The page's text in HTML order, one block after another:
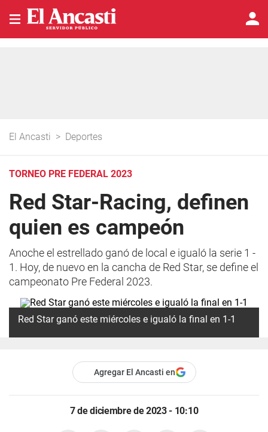
El Ancasti > Deportes
TORNEO PRE FEDERAL 2023
Red Star-Racing, definen
quien es campeón
Anoche el estrellado ganó de local e igualó la serie 1 -
1. Hoy, de nuevo en la cancha de Red Star, se define el
campeonato Pre Federal 2023.
Red Star ganó este miércoles e igualó la final en 1-1
Agregar El Ancasti en
7 de diciembre de 2023 - 10:10